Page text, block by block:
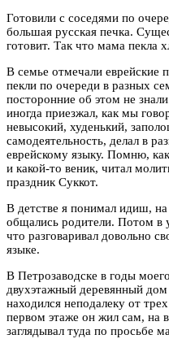
Готовили с соседями по
большая русская печка.
готовит. Так что мама пекла
В семье отмечали еврейские
пекли по очереди в разных
посторонние об этом не
иногда приезжал, как мы
невысокий, худенький,
самодеятельность, делал в
еврейскому языку. Помню,
и какой-то веник, читал
праздник Суккот.
В детстве я понимал идиш,
общались родители. Потом в
что разговаривал довольно
языке.
В Петрозаводске в годы
двухэтажный деревянный
находился неподалеку от
первом этаже он жил сам, на
заглядывал туда по просьбе